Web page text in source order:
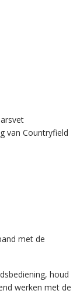
van Countryfield
met de
houd
werken met de